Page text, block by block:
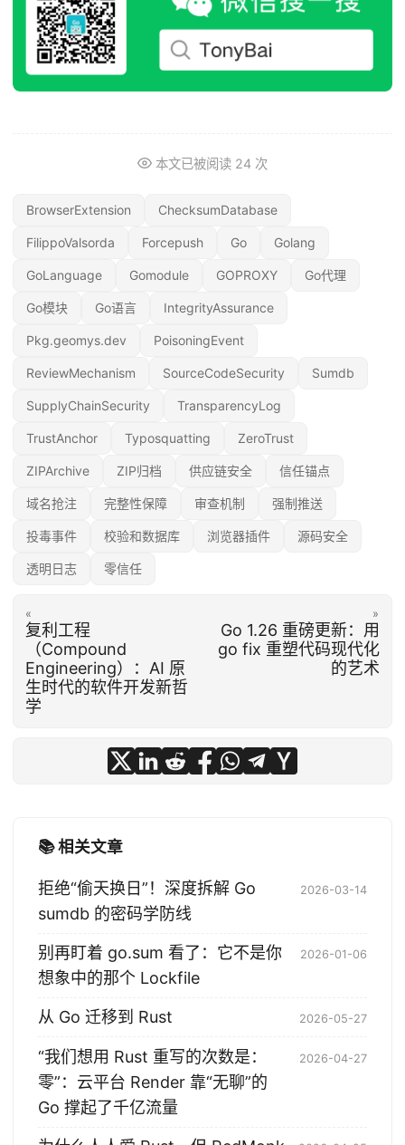
本文已被阅读 24 次
BrowserExtension ChecksumDatabase
FilippoValsorda Forcepush Go Golang
GoLanguage Gomodule GOPROXY Go代理
Go模块 Go语言 IntegrityAssurance
Pkg.geomys.dev PoisoningEvent
ReviewMechanism SourceCodeSecurity Sumdb
SupplyChainSecurity TransparencyLog
TrustAnchor Typosquatting ZeroTrust
ZIPArchive ZIP归档 供应链安全 信任锚点
域名抢注 完整性保障 审查机制 强制推送
投毒事件 校验和数据库 浏览器插件 源码安全
透明日志 零信任
«
复利工程
（Compound
Engineering）：AI 原
生时代的软件开发新哲
学
»
Go 1.26 重磅更新：用
go fix 重塑代码现代化
的艺术
📚 相关文章
拒绝“偷天换日”！深度拆解 Go
sumdb 的密码学防线
2026-03-14
别再盯着 go.sum 看了：它不是你
想象中的那个 Lockfile
2026-01-06
从 Go 迁移到 Rust 2026-05-27
“我们想用 Rust 重写的次数是：
零”：云平台 Render 靠“无聊”的
Go 撑起了千亿流量
2026-04-27